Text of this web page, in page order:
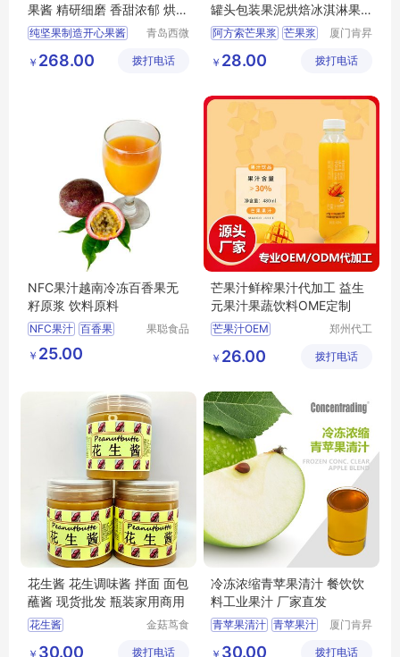
果酱 精研细磨 香甜浓郁 烘焙
果 酱原料
纯坚果制造开心果酱
烘焙果酱原料
青岛西微
限公司
￥ 268.00 拨打电话
罐头包装果泥烘焙冰淇淋果
酱原料批发
阿方索芒果浆 芒果浆
果酱原料
厦门肯昇
限公司
￥ 28.00 拨打电话
NFC果汁越南冷冻百香果无
籽原浆 饮料原料
NFC果汁 百香果
饮品原料
无籽
果聪食品
￥ 25.00
芒果汁鲜榨果汁代加工 益生
元果汁果蔬饮料OME定制
芒果汁OEM
益生元果汁
果蔬饮料定制
郑州代工
技有限公
￥ 26.00 拨打电话
花生酱 花生调味酱 拌面 面包
蘸酱 现货批发 瓶装家用商用
花生酱
金菇茑食
有限责任
￥ 30.00 拨打电话
冷冻浓缩青苹果清汁 餐饮饮
料工业果汁 厂家直发
青苹果清汁 青苹果汁
厦门肯昇
限公司
￥ 30.00 拨打电话